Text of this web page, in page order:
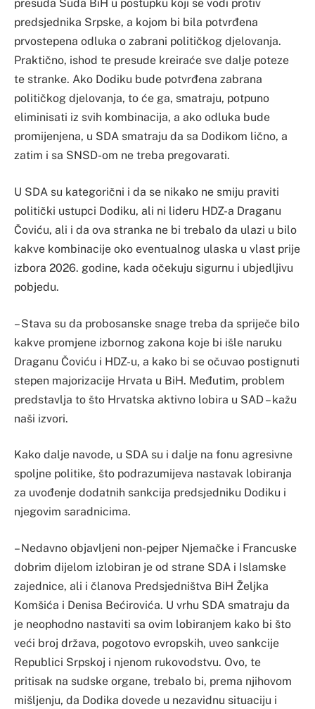
presuda Suda BiH u postupku koji se vodi protiv
predsjednika Srpske, a kojom bi bila potvrđena
prvostepena odluka o zabrani političkog djelovanja.
Praktično, ishod te presude kreiraće sve dalje poteze
te stranke. Ako Dodiku bude potvrđena zabrana
političkog djelovanja, to će ga, smatraju, potpuno
eliminisati iz svih kombinacija, a ako odluka bude
promijenjena, u SDA smatraju da sa Dodikom lično, a
zatim i sa SNSD-om ne treba pregovarati.
U SDA su kategorični i da se nikako ne smiju praviti
politički ustupci Dodiku, ali ni lideru HDZ-a Draganu
Čoviću, ali i da ova stranka ne bi trebalo da ulazi u bilo
kakve kombinacije oko eventualnog ulaska u vlast prije
izbora 2026. godine, kada očekuju sigurnu i ubjedljivu
pobjedu.
– Stava su da probosanske snage treba da spriječe bilo
kakve promjene izbornog zakona koje bi išle naruku
Draganu Čoviću i HDZ-u, a kako bi se očuvao postignuti
stepen majorizacije Hrvata u BiH. Međutim, problem
predstavlja to što Hrvatska aktivno lobira u SAD – kažu
naši izvori.
Kako dalje navode, u SDA su i dalje na fonu agresivne
spoljne politike, što podrazumijeva nastavak lobiranja
za uvođenje dodatnih sankcija predsjedniku Dodiku i
njegovim saradnicima.
– Nedavno objavljeni non-pejper Njemačke i Francuske
dobrim dijelom izlobiran je od strane SDA i Islamske
zajednice, ali i članova Predsjedništva BiH Željka
Komšića i Denisa Bećirovića. U vrhu SDA smatraju da
je neophodno nastaviti sa ovim lobiranjem kako bi što
veći broj država, pogotovo evropskih, uveo sankcije
Republici Srpskoj i njenom rukovodstvu. Ovo, te
pritisak na sudske organe, trebalo bi, prema njihovom
mišljenju, da Dodika dovede u nezavidnu situaciju i